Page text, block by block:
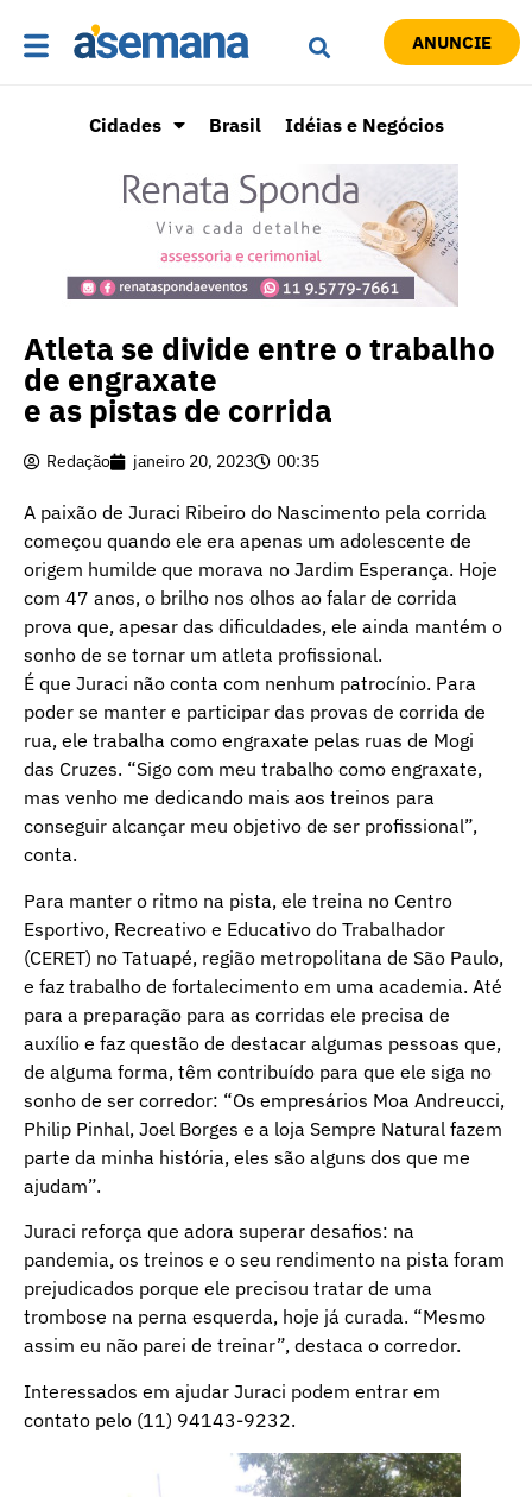
ANUNCIE
Cidades Brasil Idéias e Negócios
Atleta se divide entre o trabalho
de engraxate
e as pistas de corrida
Redação janeiro 20, 2023 00:35
A paixão de Juraci Ribeiro do Nascimento pela corrida
começou quando ele era apenas um adolescente de
origem humilde que morava no Jardim Esperança. Hoje
com 47 anos, o brilho nos olhos ao falar de corrida
prova que, apesar das dificuldades, ele ainda mantém o
sonho de se tornar um atleta profissional.
É que Juraci não conta com nenhum patrocínio. Para
poder se manter e participar das provas de corrida de
rua, ele trabalha como engraxate pelas ruas de Mogi
das Cruzes. “Sigo com meu trabalho como engraxate,
mas venho me dedicando mais aos treinos para
conseguir alcançar meu objetivo de ser profissional”,
conta.
Para manter o ritmo na pista, ele treina no Centro
Esportivo, Recreativo e Educativo do Trabalhador
(CERET) no Tatuapé, região metropolitana de São Paulo,
e faz trabalho de fortalecimento em uma academia. Até
para a preparação para as corridas ele precisa de
auxílio e faz questão de destacar algumas pessoas que,
de alguma forma, têm contribuído para que ele siga no
sonho de ser corredor: “Os empresários Moa Andreucci,
Philip Pinhal, Joel Borges e a loja Sempre Natural fazem
parte da minha história, eles são alguns dos que me
ajudam”.
Juraci reforça que adora superar desafios: na
pandemia, os treinos e o seu rendimento na pista foram
prejudicados porque ele precisou tratar de uma
trombose na perna esquerda, hoje já curada. “Mesmo
assim eu não parei de treinar”, destaca o corredor.
Interessados em ajudar Juraci podem entrar em
contato pelo (11) 94143-9232.